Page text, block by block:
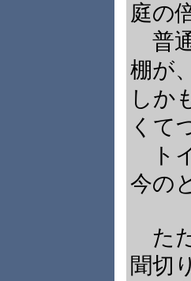
庭の
普
棚が
しか
くて
ト
今の
た
聞切